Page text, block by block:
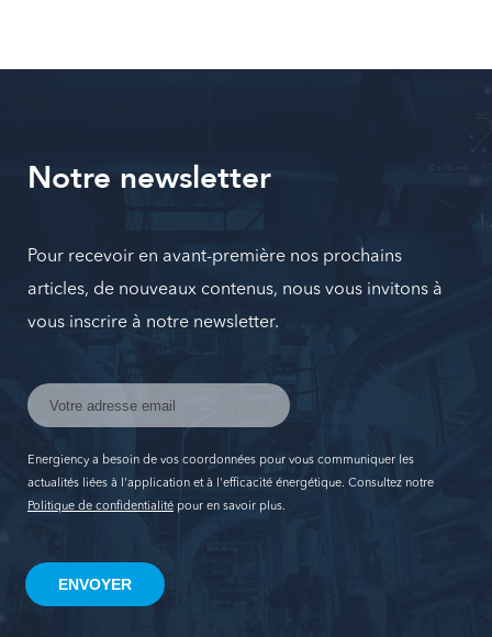
Notre newsletter
Pour recevoir en avant-première nos prochains
articles, de nouveaux contenus, nous vous invitons à
vous inscrire à notre newsletter.
Energiency a besoin de vos coordonnées pour vous communiquer les
actualités liées à l'application et à l'efficacité énergétique. Consultez notre
Politique de confidentialité pour en savoir plus.